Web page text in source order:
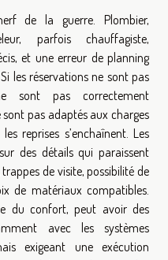
de la guerre. Plombier,
parfois chauffagiste,
et une erreur de planning
les réservations ne sont pas
sont pas correctement
pas adaptés aux charges
reprises s’enchaînent. Les
des détails qui paraissent
de visite, possibilité de
de matériaux compatibles.
du confort, peut avoir des
avec les systèmes
exigeant une exécution